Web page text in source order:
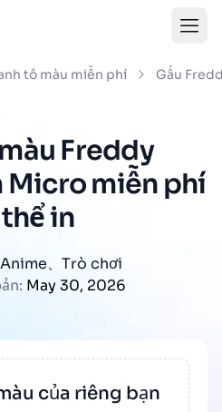
tô màu miễn phí Gấu
Freddy
Micro miễn phí
in
Anime、 Trò chơi
May 30, 2026
của riêng bạn